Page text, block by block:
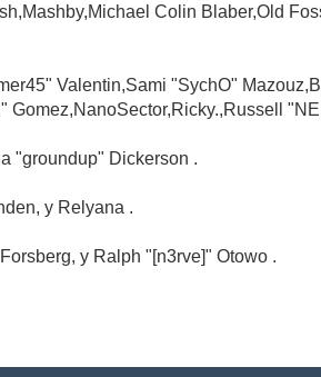
Colin Blaber,Old
Valentin,Sami "SychO"
Gomez,NanoSector,Ricky.,Russell
"groundup" Dickerson .
y Relyana .
y Ralph "[n3rve]" Otowo .